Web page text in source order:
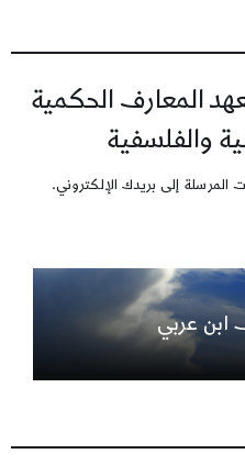
المعارف الحكمية
والفلسفية
المرسلة إلى بريدك الإلكتروني.
ابن عربي